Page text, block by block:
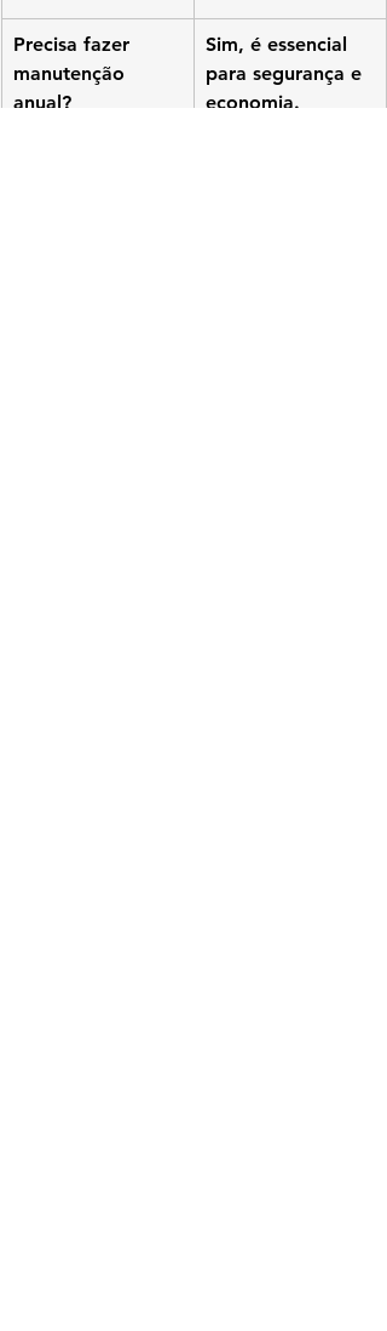
Precisa fazer
manutenção
anual?
Sim, é essencial
para segurança e
economia.